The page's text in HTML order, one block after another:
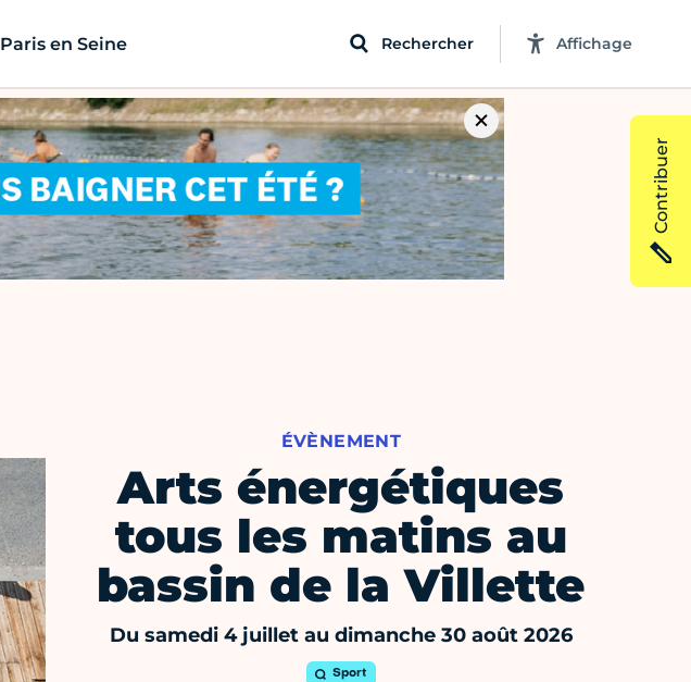
Paris en Seine Rechercher Affichage
ÉVÈNEMENT
Arts énergétiques
tous les matins au
bassin de la Villette
Du samedi 4 juillet au dimanche 30 août 2026
Sport
Contribuer